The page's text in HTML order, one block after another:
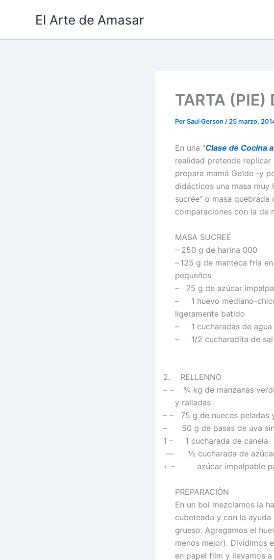
El Arte de Amasar
TARTA (PIE)
PorSaul Gerson / 25 marzo,
En una “Clase de Cocina
realidad pretende
prepara mamá Golde -y
didácticos una masa
sucrée” o masa
comparaciones con la de
MASA SUCREÉ
– 250 g de harina 000
– 125 g de manteca fría
pequeños
– 75 g de azúcar
– 1 huevo mediano-
ligeramente batido
– 1 cucharadas de agua
–
1/2 cucharadita de sal
2.
RELLENNO
– – ¾ kg de manzanas
y ralladas
– – 75 g de nueces peladas
– 50 g de pasas de uva sin
1 – 1 cucharada de canela
—
½ cucharada de
+ – azúcar impalpable
PREPARACIÓN
En un bol mezclamos la
cubeteada y con la
grueso. Agregamos el
menos mejor). Dividimos
en papel film y llevamos